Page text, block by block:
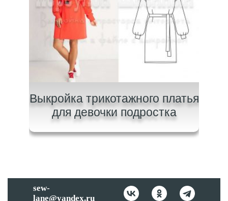
Выкройка трикотажного платья
для девочки подростка
sew-
lane@yandex.ru